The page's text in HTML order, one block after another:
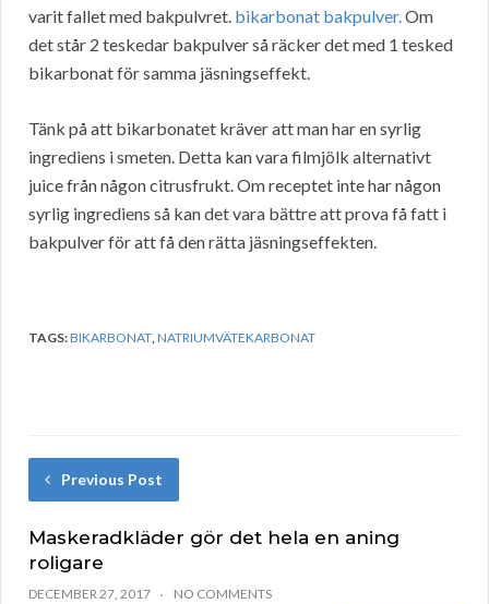
varit fallet med bakpulvret. bikarbonat bakpulver.Om
det står 2 teskedar bakpulver så räcker det med 1 tesked
bikarbonat för samma jäsningseffekt.
Tänk på att bikarbonatet kräver att man har en syrlig
ingrediens i smeten. Detta kan vara filmjölk alternativt
juice från någon citrusfrukt. Om receptet inte har någon
syrlig ingrediens så kan det vara bättre att prova få fatt i
bakpulver för att få den rätta jäsningseffekten.
TAGS:BIKARBONAT,NATRIUMVÄTEKARBONAT
Previous Post
Maskeradkläder gör det hela en aning
roligare
DECEMBER 27, 2017 NO COMMENTS